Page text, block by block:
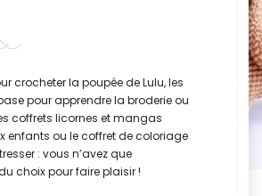
crocheter la poupée de Lulu, les
pour apprendre la broderie ou
coffrets licornes et mangas
enfants ou le coffret de coloriage
: vous n’avez que
choix pour faire plaisir !